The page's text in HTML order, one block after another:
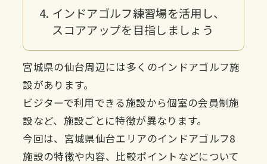
インドアゴルフ練習場を活用し、
スコアアップを目指しましょう
宮城県の仙台周辺には多くのインドアゴルフ施
設があります。
ビジターで利用できる施設から個室の会員制施
設など、施設ごとに特徴が異なります。
今回は、宮城県仙台エリアのインドアゴルフ8
施設の特徴や内容、比較ポイントなどについて